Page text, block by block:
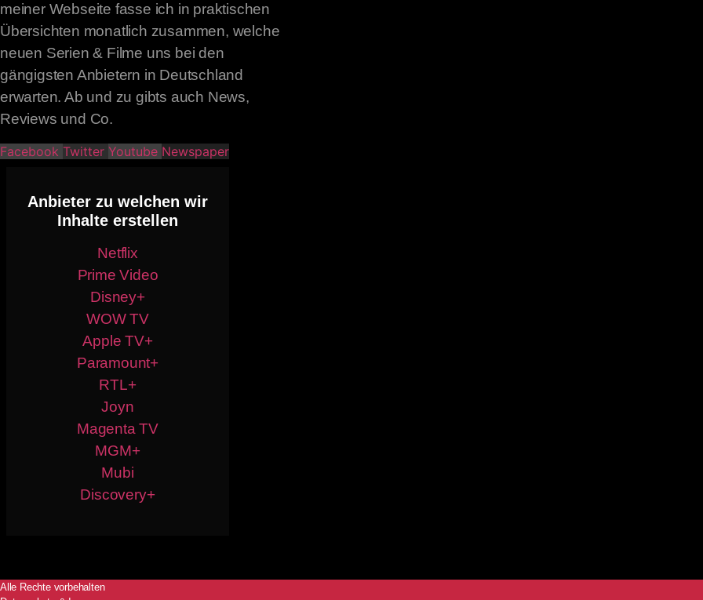
meiner Webseite fasse ich in praktischen
Übersichten monatlich zusammen, welche
neuen Serien & Filme uns bei den
gängigsten Anbietern in Deutschland
erwarten. Ab und zu gibts auch News,
Reviews und Co.
Facebook Twitter Youtube Newspaper
Anbieter zu welchen wir
Inhalte erstellen
Netflix
Prime Video
Disney+
WOW TV
Apple TV+
Paramount+
RTL+
Joyn
Magenta TV
MGM+
Mubi
Discovery+
Alle Rechte vorbehalten